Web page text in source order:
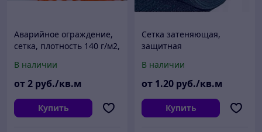
Аварийное ограждение,
сетка, плотность 140 г/м2,
35х55 мм, оранжевая
В наличии
от2 руб./кв.м
Купить
Сетка затеняющая,
защитная
В наличии
от 1.20 руб./кв.м
Купить